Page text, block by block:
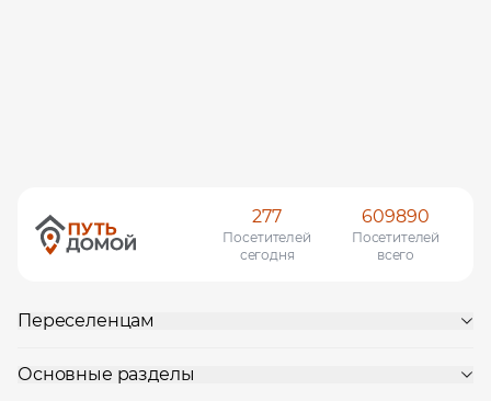
277
Посетителей
сегодня
609890
Посетителей
всего
Переселенцам
Основные разделы